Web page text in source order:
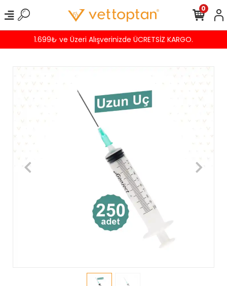
1.699₺ ve Üzeri Alışverinizde ÜCRETSİZ KARGO.
0